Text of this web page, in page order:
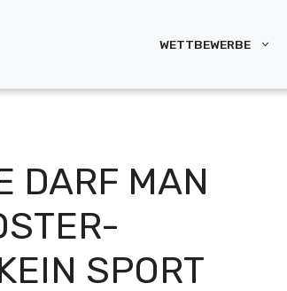
WETTBEWERBE
DARF MAN
SPORT